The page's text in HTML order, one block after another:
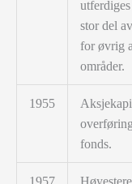
stor del
for øvrig
områder.
1955
fonds.
1957